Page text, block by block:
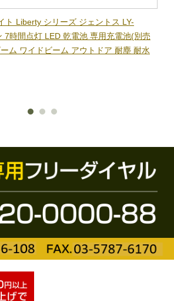
ト Liberty シリーズ ジェントス LY-
7時間点灯 LED 乾電池 専用充電池(別売
ム ワイドビーム アウトドア 耐塵 耐水